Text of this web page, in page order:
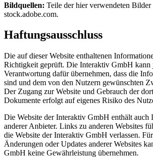
Bildquellen: Teile der hier verwendeten
stock.adobe.com.
Haftungsausschluss
Die auf dieser Website enthaltenen
Richtigkeit geprüft. Die Interaktiv GmbH kann
Verantwortung dafür übernehmen, dass die
sind und dem von den Nutzern gewünschten
Der Zugang zur Website und Gebrauch der
Dokumente erfolgt auf eigenes Risiko des
Die Website der Interaktiv GmbH enthält auch
anderer Anbieter. Links zu anderen Websites
die Website der Interaktiv GmbH verlassen.
Änderungen oder Updates anderer Websites
GmbH keine Gewährleistung übernehmen.